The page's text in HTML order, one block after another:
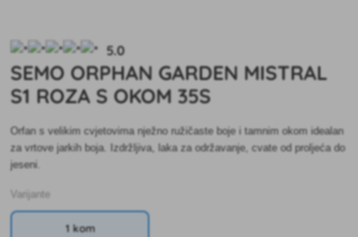
5.0
SEMO ORPHAN GARDEN MISTRAL
S1 ROZA S OKOM 35S
Orfan s velikim cvjetovima nježno ružičaste boje i tamnim okom idealan
za vrtove jarkih boja. Izdržljiva, laka za održavanje, cvate od proljeća do
jeseni.
Varijante
1 kom